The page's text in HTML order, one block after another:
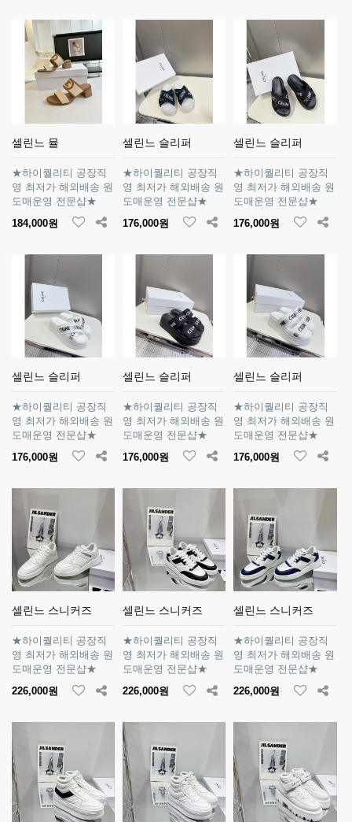
셀린느 뮬
★하이퀄리티 공장직
영 최저가 해외배송 원
도매운영 전문샵★
184,000원
셀린느 슬리퍼
★하이퀄리티 공장직
영 최저가 해외배송 원
도매운영 전문샵★
176,000원
셀린느 슬리퍼
★하이퀄리티 공장직
영 최저가 해외배송 원
도매운영 전문샵★
176,000원
셀린느 슬리퍼
★하이퀄리티 공장직
영 최저가 해외배송 원
도매운영 전문샵★
176,000원
셀린느 슬리퍼
★하이퀄리티 공장직
영 최저가 해외배송 원
도매운영 전문샵★
176,000원
셀린느 슬리퍼
★하이퀄리티 공장직
영 최저가 해외배송 원
도매운영 전문샵★
176,000원
셀린느 스니커즈
★하이퀄리티 공장직
영 최저가 해외배송 원
도매운영 전문샵★
226,000원
셀린느 스니커즈
★하이퀄리티 공장직
영 최저가 해외배송 원
도매운영 전문샵★
226,000원
셀린느 스니커즈
★하이퀄리티 공장직
영 최저가 해외배송 원
도매운영 전문샵★
226,000원